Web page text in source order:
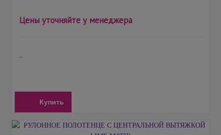
Цены уточняйте у менеджера
..
Купить